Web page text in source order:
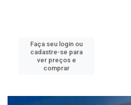
Faça seu login ou
cadastre-se para
ver preços e
comprar